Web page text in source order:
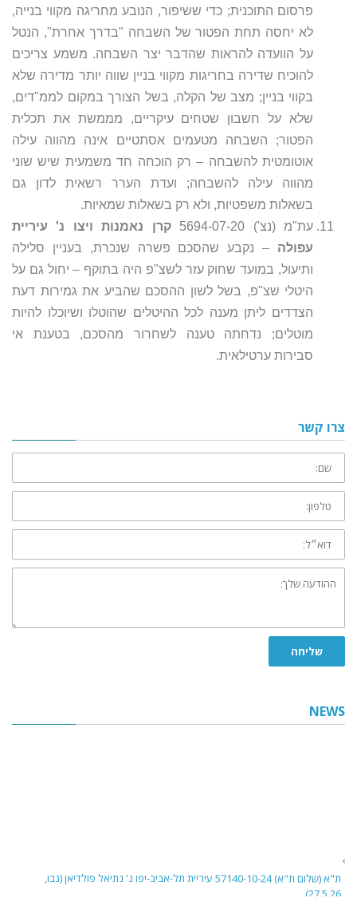
פרסום התוכנית; כדי ששיפור, הנובע מחריגה מקווי בנייה,
לא יחסה תחת הפטור של השבחה "בדרך אחרת", הנטל
על הוועדה להראות שהדבר יצר השבחה. משמע צריכים
להוכיח שדירה בחריגות מקווי בניין שווה יותר מדירה שלא
בקווי בניין; מצב של הקלה, בשל הצורך במקום לממ"דים,
שלא על חשבון שטחים עיקריים, מממשת את תכלית
הפטור; השבחה מטעמים אסתטיים אינה מהווה עילה
אוטומטית להשבחה – רק הוכחה חד משמעית שיש שוני
מהווה עילה להשבחה; ועדת הערר רשאית לדון גם
בשאלות משפטיות, ולא רק בשאלות שמאיות.
עת"מ (נצ') 5694-07-20
קרן נאמנות ויצו נ' עיריית
עפולה – נקבע שהסכם פשרה שנכרת, בעניין סלילה
ותיעול, במועד שחוק עזר לשצ"פ היה בתוקף – יחול גם על
היטלי שצ"פ, בשל לשון ההסכם שהביע את גמירות דעת
הצדדים ליתן מענה לכל ההיטלים שהוטלו ושיוכלו להיות
מוטלים; נדחתה טענה לשחרור מהסכם, בטענת אי
סבירות ערטילאית.
צרו קשר
שם:
טלפון:
דוא״ל:
ההודעה
שלך:
שליחה
NEWS
ת"א (שלום ת"א) 57140-10-24 עיריית תל-אביב-יפו נ' נתיאל פולדיאן (נבו,
27.5.26)